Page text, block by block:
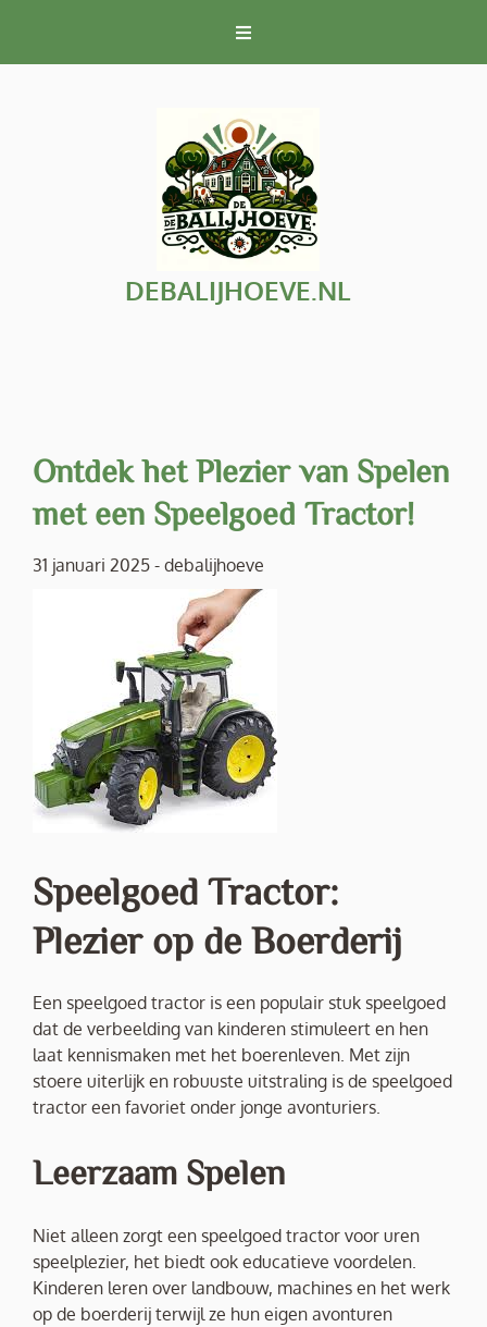
inhoud
DEBALIJHOEVE.NL
Ontdek het Plezier van Spelen
met een Speelgoed Tractor!
31 januari 2025 - debalijhoeve
Speelgoed Tractor:
Plezier op de Boerderij
Een speelgoed tractor is een populair stuk speelgoed
dat de verbeelding van kinderen stimuleert en hen
laat kennismaken met het boerenleven. Met zijn
stoere uiterlijk en robuuste uitstraling is de speelgoed
tractor een favoriet onder jonge avonturiers.
Leerzaam Spelen
Niet alleen zorgt een speelgoed tractor voor uren
speelplezier, het biedt ook educatieve voordelen.
Kinderen leren over landbouw, machines en het werk
op de boerderij terwijl ze hun eigen avonturen